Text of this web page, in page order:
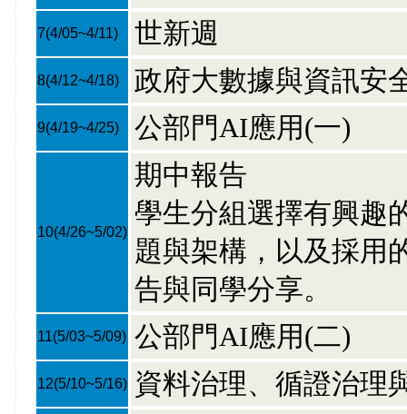
7(4/05~4/11) 世新週
8(4/12~4/18) 政府大數據與資訊安
9(4/19~4/25) 公部門AI應用(一)
10(4/26~5/02)
期中報告
學生分組選擇有興趣
題與架構，以及採用
告與同學分享。
11(5/03~5/09) 公部門AI應用(二)
12(5/10~5/16) 資料治理、循證治理